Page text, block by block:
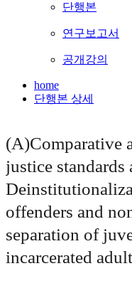
단행본
연구보고서
공개강의
home
단행본 상세
(A)Comparative
justice standards
offenders and
separation of
incarcerated